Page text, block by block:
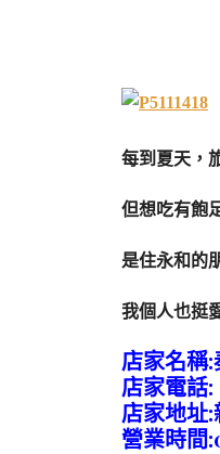
每到夏天，
但想吃有飽
是住永和的
我個人也挺
店家名稱
店家電話:
店家地址
營業時間